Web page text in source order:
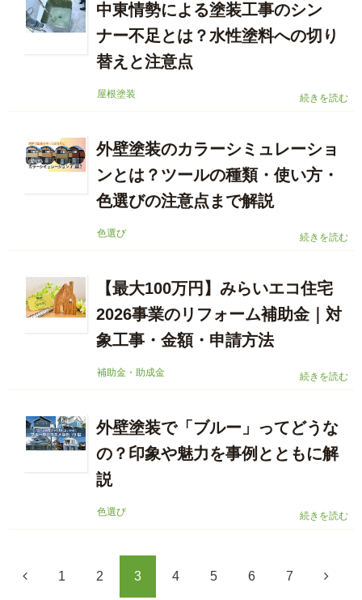
中東情勢による塗装工事のシン
ナー不足とは？水性塗料への切り
替えと注意点
続きを読む
屋根塗装
外壁塗装のカラーシミュレーショ
ンとは？ツールの種類・使い方・
色選びの注意点まで解説
続きを読む
色選び
【最大100万円】みらいエコ住宅
2026事業のリフォーム補助金｜対
象工事・金額・申請方法
続きを読む
補助金・助成金
外壁塗装で「ブルー」ってどうな
の？印象や魅力を事例とともに解
説
続きを読む
色選び
1 2 3 4 5 6 7